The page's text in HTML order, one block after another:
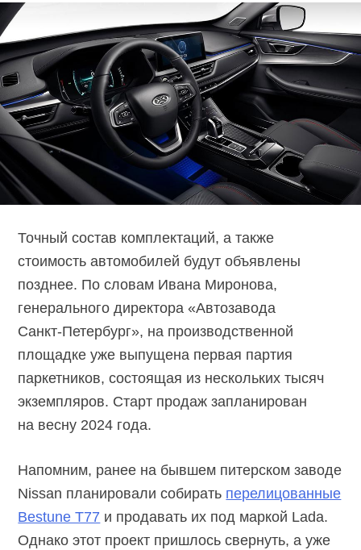
Точный состав комплектаций, а также
стоимость автомобилей будут объявлены
позднее. По словам Ивана Миронова,
генерального директора «Автозавода
Санкт-Петербург», на производственной
площадке уже выпущена первая партия
паркетников, состоящая из нескольких тысяч
экземпляров. Старт продаж запланирован
на весну 2024 года.
Напомним, ранее на бывшем питерском заводе
Nissan планировали собирать перелицованные
Bestune T77 и продавать их под маркой Lada.
Однако этот проект пришлось свернуть, а уже